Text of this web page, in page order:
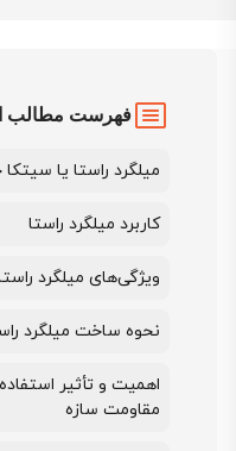
فهرست مطالب
میلگرد راستا یا
کاربرد میلگرد راستا
ویژگی‌های میلگرد
نحوه ساخت میلگرد
اهمیت و تأثیر
مقاومت سازه